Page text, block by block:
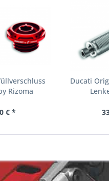
Rizoma
€ *
Ducati